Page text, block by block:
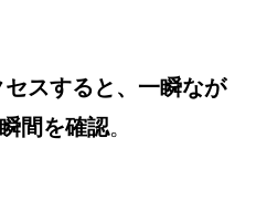
スすると、一瞬なが
間を確認。